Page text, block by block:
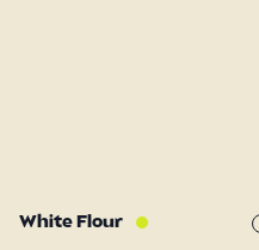
White Flour